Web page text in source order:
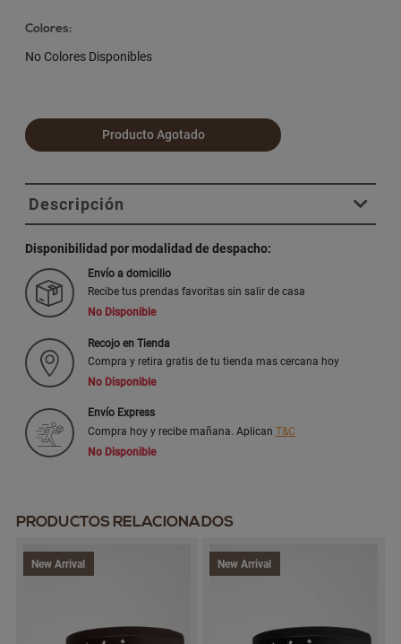
Colores:
No Colores Disponibles
Producto Agotado
Descripción
Disponibilidad por modalidad de despacho:
Envío a domicilio
Recibe tus prendas favoritas sin salir de casa
No Disponible
Recojo en Tienda
Compra y retira gratis de tu tienda mas cercana hoy
No Disponible
Envío Express
Compra hoy y recibe mañana. Aplican T&C
No Disponible
PRODUCTOS RELACIONADOS
New Arrival New Arrival